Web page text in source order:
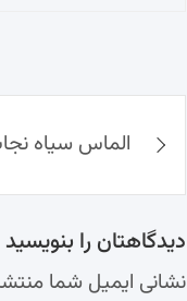
نوشته‌ها
الماس سیاه
دیدگاهتان را بنویسید
نشانی ایمیل شما